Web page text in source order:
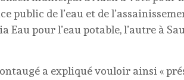
public de l’eau et de
Eau pour l’eau potable, l’autre à
a expliqué vouloir ainsi «